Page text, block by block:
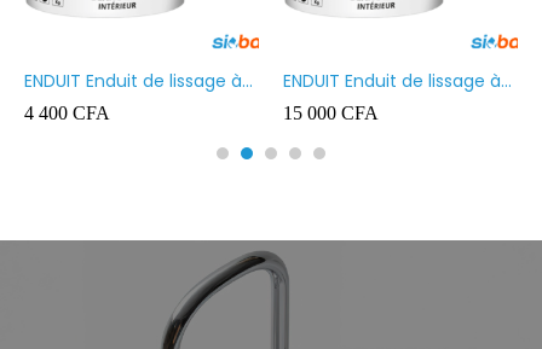
ENDUIT Enduit de lissage à
base d’émulsion en phase
aqueuse 5kg
4 400 CFA
ENDUIT Enduit de lissage à
base d’émulsion en phase
aqueuse 20kg
15 000 CFA